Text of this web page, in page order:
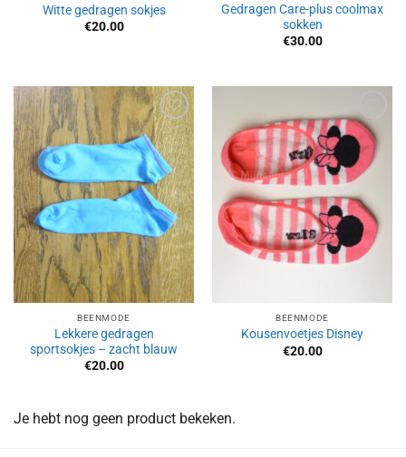
Witte gedragen sokjes
€20.00
Gedragen Care-plus coolmax
sokken
€30.00
Aan
verlanglijst
toevoegen
BEENMODE
Lekkere gedragen
sportsokjes – zacht blauw
€20.00
Aan
verlanglijst
toevoegen
BEENMODE
Kousenvoetjes Disney
€20.00
Je hebt nog geen product bekeken.